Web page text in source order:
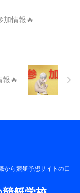
加情報🔥
報🔥
から競艇予想サイトの口